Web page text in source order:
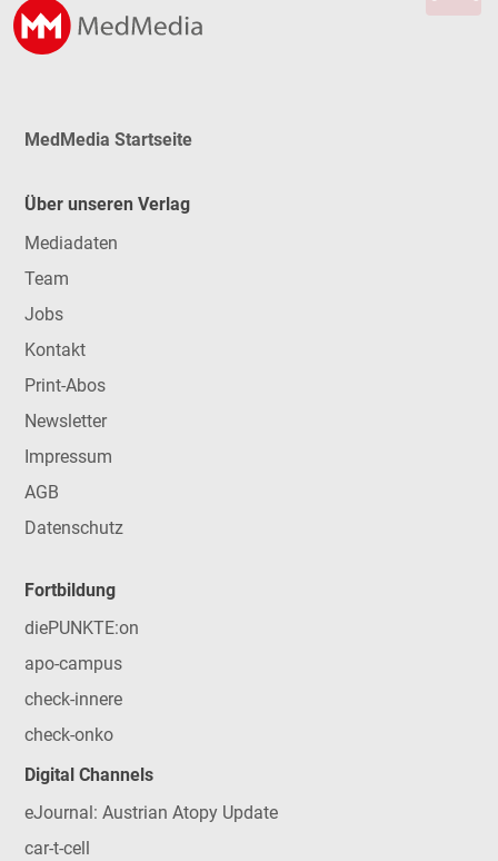
MedMedia Startseite
Über unseren Verlag
Mediadaten
Team
Jobs
Kontakt
Print-Abos
Newsletter
Impressum
AGB
Datenschutz
Fortbildung
diePUNKTE:on
apo-campus
check-innere
check-onko
Digital Channels
eJournal: Austrian Atopy Update
car-t-cell